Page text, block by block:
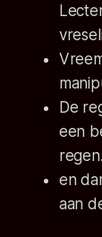
De
een
regen.
en
aan